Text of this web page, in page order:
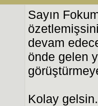
Sayın
devam
önde gelen
Kolay gelsin.